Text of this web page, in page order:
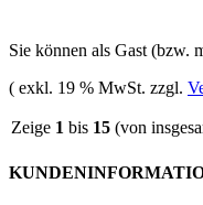
Sie können als Gast (bzw.
( exkl. 19 % MwSt. zzgl.
Zeige 1 bis 15 (von